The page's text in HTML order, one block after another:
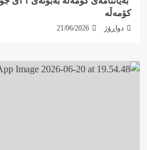
کۆمەڵە
دواڕۆژ 21/06/2026